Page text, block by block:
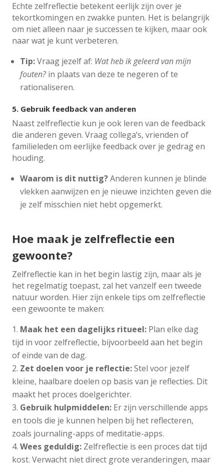
Echte zelfreflectie betekent eerlijk zijn over je
tekortkomingen en zwakke punten. Het is belangrijk
om niet alleen naar je successen te kijken, maar ook
naar wat je kunt verbeteren.
Tip:Vraag jezelf af: Wat heb ik geleerd van mijn
fouten?in plaats van deze te negeren of te
rationaliseren.
5. Gebruik feedback van anderen
Naast zelfreflectie kun je ook leren van de feedback
die anderen geven. Vraag collega’s, vrienden of
familieleden om eerlijke feedback over je gedrag en
houding.
Waarom is dit nuttig?Anderen kunnen je blinde
vlekken aanwijzen en je nieuwe inzichten geven die
je zelf misschien niet hebt opgemerkt.
Hoe maak je zelfreflectie een
gewoonte?
Zelfreflectie kan in het begin lastig zijn, maar als je
het regelmatig toepast, zal het vanzelf een tweede
natuur worden. Hier zijn enkele tips om zelfreflectie
een gewoonte te maken:
Maak het een dagelijks ritueel: Plan elke dag
tijd in voor zelfreflectie, bijvoorbeeld aan het begin
of einde van de dag.
Zet doelen voor je reflectie:Stel voor jezelf
kleine, haalbare doelen op basis van je reflecties. Dit
maakt het proces doelgerichter.
Gebruik hulpmiddelen: Er zijn verschillende apps
en tools die je kunnen helpen bij het reflecteren,
zoals journaling-apps of meditatie-apps.
Wees geduldig: Zelfreflectie is een proces dat tijd
kost. Verwacht niet direct grote veranderingen, maar